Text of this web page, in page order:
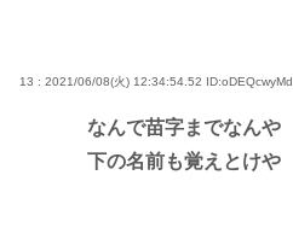
13 : 2021/06/08(火) 12:34:54.52 ID:oDEQcwyMd
なんで苗字までなんや
下の名前も覚えとけや